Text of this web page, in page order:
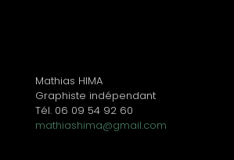
Mathias HIMA
Graphiste indépendant
Tél. 06 09 54 92 60
mathiashima@gmail.com